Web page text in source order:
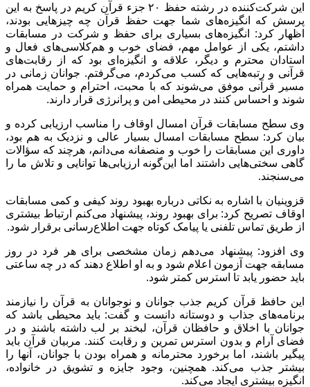
این شرکت‌کننده در رشته حفظ ۲۰ جزء قرآن کریم در پاسخ به این
پرسش که انگیزه‌های شما جهت حفظ قرآن چه چیز‌هایی بودند،
اظهار کرد: انگیزه‌های بسیاری برای حفظ و شرکت در مسابقات
داشتم، یکی از عوامل مهم، فضای خوب و هم‌کلاسی‌های فعال و
استادان محترم‌ و دیگر، علاقه و انگیزه‌ای بود که از رقابت‌های
قرآنی و رتبه‌هایی که کسب می‌کردم، می‌گرفتم. جوانان زمانی در
مسیر قرآنی موفق می‌شوند که با محبت، احترام و حمایت همراه
شوند و احساس کنند در محیطی امن و پرانرژی قرار دارند.
وی سطح مسابقات قرآن امسال اوقاف را مناسب ارزیابی کرده و
بیان کرد: سطح مسابقات امسال بسیار عالی و نزدیک به هم بود،
داوری این مسابقات را خوب و منصفانه می‌دانم، هرچند که سؤالات
گاهی سختی‌هایی داشتند اما این‌گونه ارزیابی‌ها توانایی و تلاش ما را
می‌سنجند.
قزوینیان با اشاره به نکاتی درباره بهبود روند کیفی و کمی مسابقات
اوقاف تصریح کرد: برای بهبود روند، پیشنهاد می‌کنم ارتباط بیشتری
از طریق تماس تلفنی یا پیامک کوتاه جهت اطلاع‌رسانی برقرار شود.
وی افزود: پیشنهاد می‌دهم زمان مشخصی برای هر فرد در روز
مسابقه جهت آزمون اعلام شود و به او اطلاع دهند که در چه ساعتی
باید حضور یابد تا استرس کمتر شود.
این حافظ قرآن کریم جذب جوانان و نوجوانان به قرآن را نیازمند
برنامه‌های جذاب و دوستانه دانست و گفت: باید محیطی باشد که
جوانان با اخلاق و حافظان قرآن، لبخند بر لب داشته باشند و در
فضای آرام و بدون استرس تمرین و رقابت کنند. مربیان قرآن باید
پیگیر باشند، اما برخورد محترمانه و همراه‌ بودن با جوانان، آنها را
بیشتر جذب می‌کند. همچنین، وجود جایزه و تشویق در خانواده،
انگیزه بیشتری ایجاد می‌کند.